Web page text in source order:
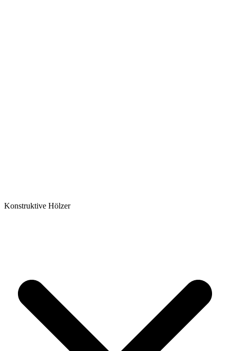
Konstruktive Hölzer